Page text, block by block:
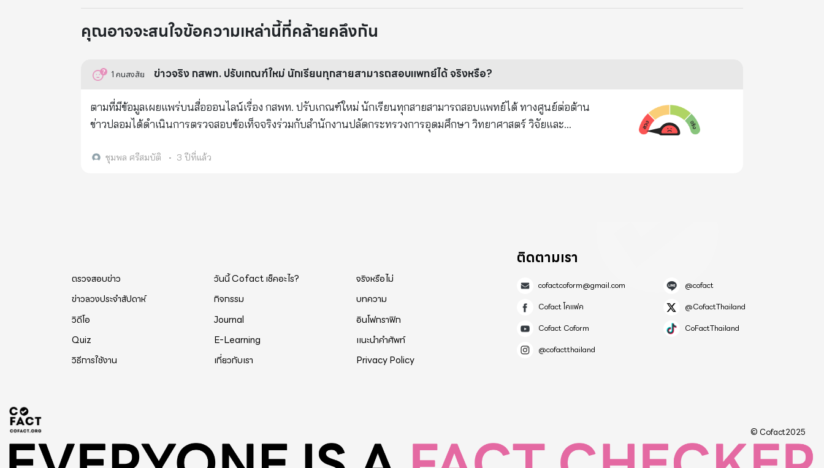
คุณอาจจะสนใจข้อความเหล่านี้ที่คล้ายคลึงกัน
1 คนสงสัย ข่าวจริง กสพท. ปรับเกณฑ์ใหม่ นักเรียนทุกสายสามารถสอบแพทย์ได้ จริงหรือ?
ตามที่มีข้อมูลเผยแพร่บนสื่อออนไลน์เรื่อง กสพท. ปรับเกณฑ์ใหม่ นักเรียนทุกสายสามารถสอบแพทย์ได้ ทางศูนย์ต่อต้าน
ข่าวปลอมได้ดำเนินการตรวจสอบข้อเท็จจริงร่วมกับสำนักงานปลัดกระทรวงการอุดมศึกษา วิทยาศาสตร์ วิจัยและ
ชุมพล ศรีสมบัติ • 3 ปีที่แล้ว
ตรวจสอบข่าว วันนี้ Cofact เช็คอะไร?
จริงหรือไม่
ข่าวลวงประจำสัปดาห์
กิจกรรม
บทความ
วิดีโอ
Journal
อินโฟกราฟิก
Quiz
E-Learning
แนะนำคำศัพท์
วิธีการใช้งาน
เกี่ยวกับเรา Privacy Policy
ติดตามเรา
cofactcoform@gmail.com
@cofact
Cofact โคแฟค
@CofactThailand
Cofact Coform
CoFactThailand
@cofactthailand
© Cofact2025